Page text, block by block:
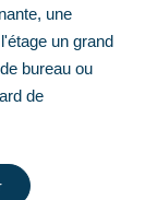
une
un grand
bureau ou
de